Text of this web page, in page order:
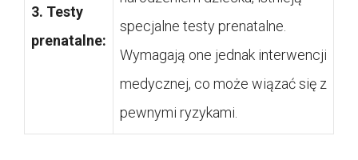
3. Testy
prenatalne:
specjalne testy prenatalne.
Wymagają one jednak interwencji
medycznej, co może wiązać się z
pewnymi ryzykami.